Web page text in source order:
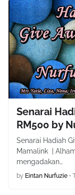
Senarai
RM500 by
Senarai Hadiah
Mamalink |
mengadakan…
by Eintan Nurfuzie •